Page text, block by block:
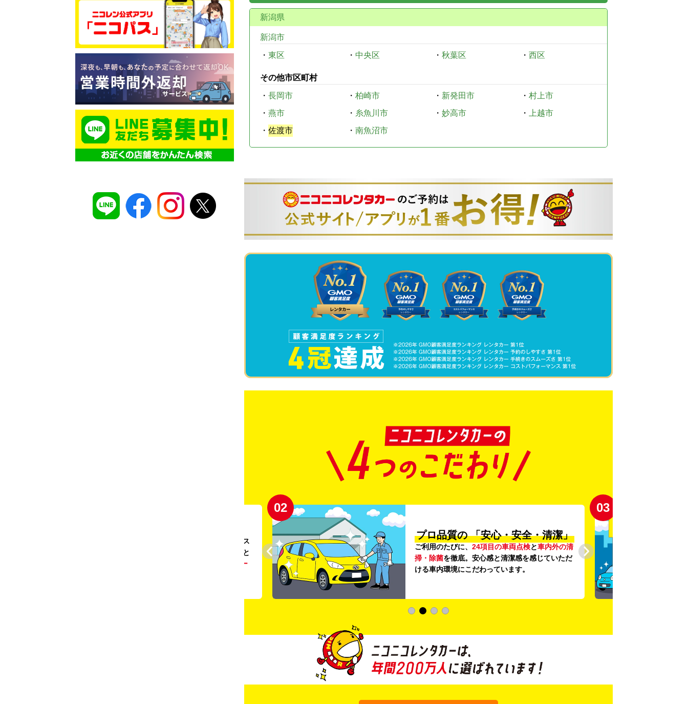
新潟県
新潟市
・ 東区 ・ 中央区 ・ 秋葉区 ・ 西区
その他市区町村
・ 長岡市 ・ 柏崎市 ・ 新発田市 ・ 村上市
・ 燕市 ・ 糸魚川市 ・ 妙高市 ・
上越市
・ 佐渡市 ・ 南魚沼市
。ガソリンス
タンドや整備工場の既存インフラを活用すること
リー
02
プロ品質の 「安心・安全・清潔」
ご利用のたびに、 24項目の車両点検と車内外の清
掃・除菌を徹底。安心感と清潔感を感じていただ
ける車内環境にこだわっています。
03